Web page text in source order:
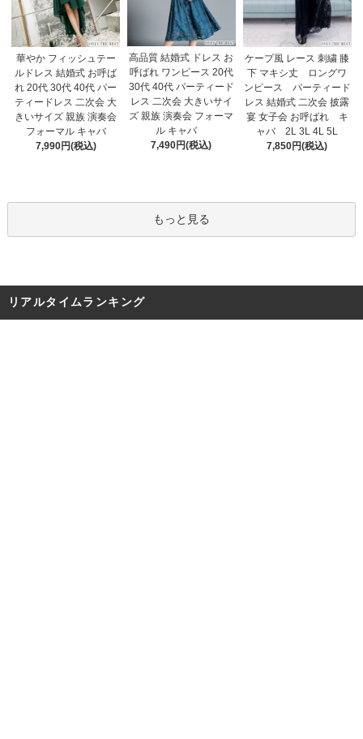
華やか フィッシュテー
ルドレス 結婚式 お呼ば
れ 20代 30代 40代 パー
ティードレス 二次会 大
きいサイズ 親族 演奏会
フォーマル キャバ
7,990円(税込)
高品質 結婚式 ドレス お
呼ばれ ワンピース 20代
30代 40代 パーティード
レス 二次会 大きいサイ
ズ 親族 演奏会 フォーマ
ル キャバ
7,490円(税込)
ケープ風 レース 刺繍 膝
下 マキシ丈 ロングワ
ンピース パーティード
レス 結婚式 二次会 披露
宴 女子会 お呼ばれ キ
ャバ 2L 3L 4L 5L
7,850円(税込)
もっと見る
リアルタイムランキング